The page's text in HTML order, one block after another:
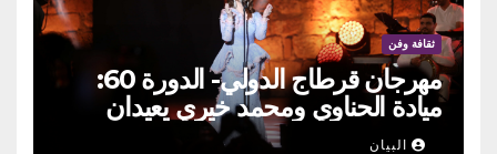
ثقافة وفن
مهرجان قرطاج الدولي- الدورة 60:
ميادة الحناوي ومحمد خيري يعيدان
الطرب السوري إلى ركح قرطاج
البيان